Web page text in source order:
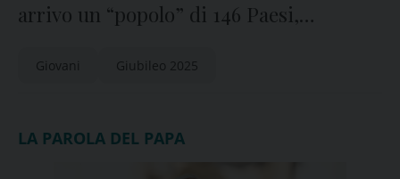
arrivo un “popolo” di 146 Paesi,
Giovani Giubileo 2025
LA PAROLA DEL PAPA